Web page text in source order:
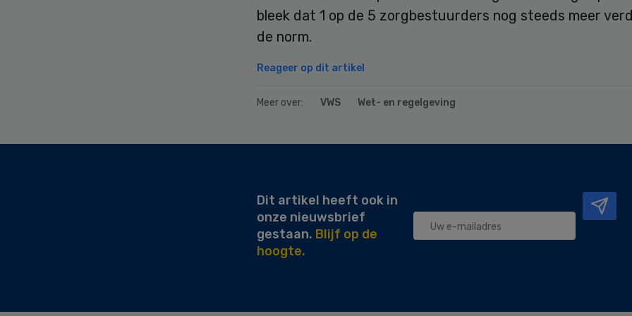
bleek dat 1 op de 5 zorgbestuurders nog steeds meer
de norm.
Reageer op dit artikel
Meer over: VWS Wet- en regelgeving
Dit artikel heeft ook in
onze nieuwsbrief
gestaan. Blijf op de
hoogte.